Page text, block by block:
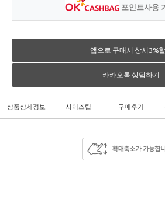
포인트사용
앱으로 구매시 상시3%
카카오톡 상담하기
상품상세정보 사이즈팁 구매후기